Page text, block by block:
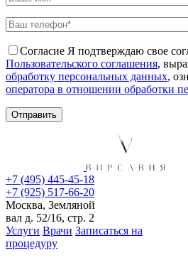
Согласие Я подтверждаю свое
Пользовательского соглашения,
обработку персональных данных,
оператора в отношении обработки
+7 (495) 445-45-18
+7 (925) 517-66-20
Москва, Земляной
вал д. 52/16, стр. 2
Услуги Врачи Записаться на
процедуру